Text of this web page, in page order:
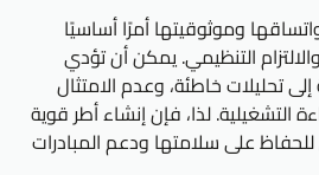
وموثوقيتها أمرًا أساسيًا
التنظيمي. يمكن أن تؤدي
تحليلات خاطئة، وعدم الامتثال
التشغيلية. لذا، فإن إنشاء أطر قوية
للحفاظ على سلامتها ودعم المبادرات